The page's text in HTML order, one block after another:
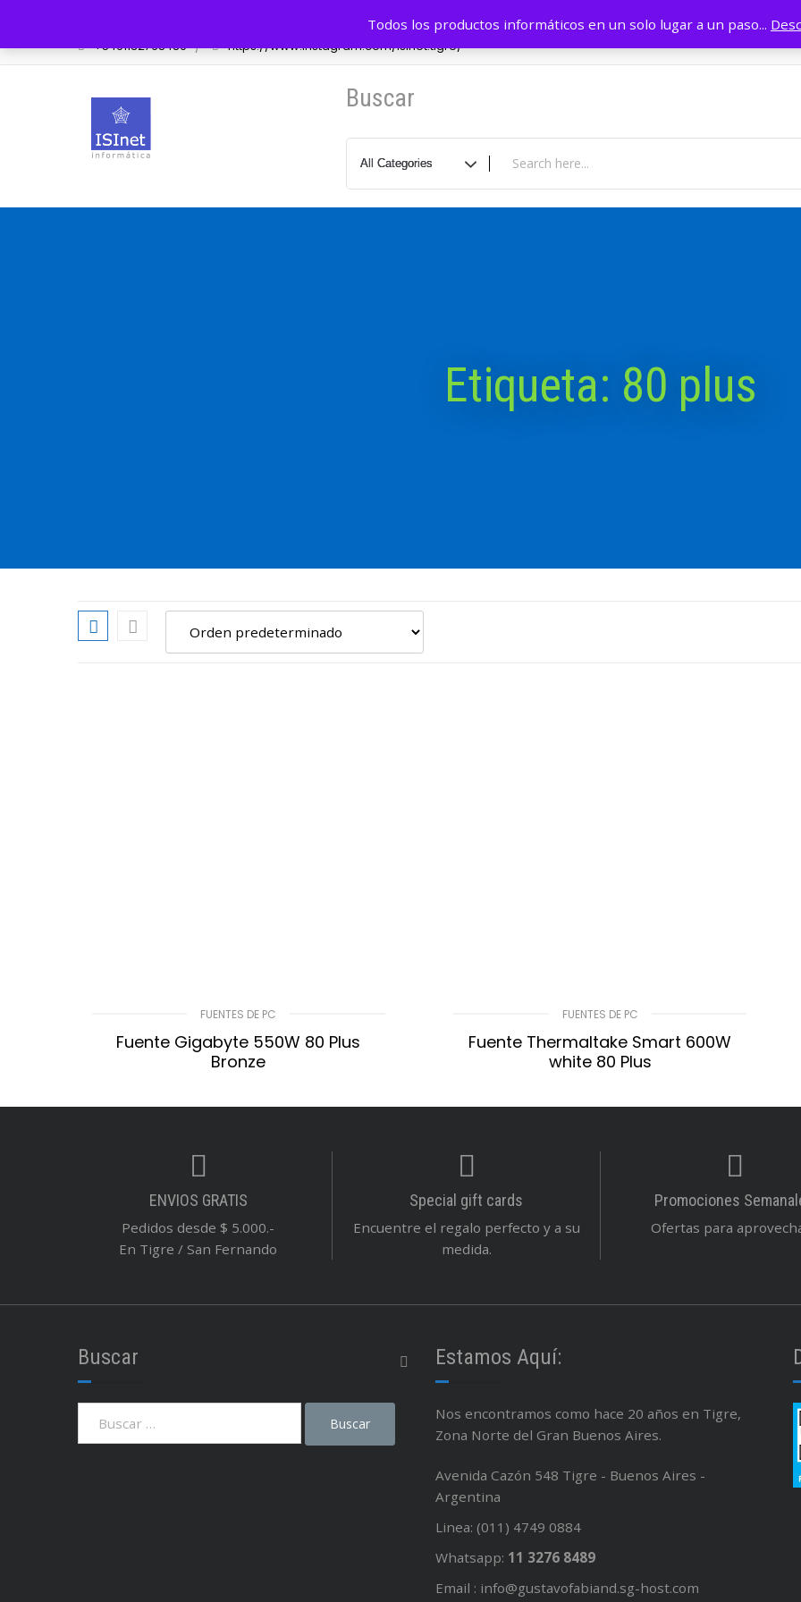
info@isinet.com.ar
11 4749 0884
+5491132768489
https://www.instagram.com/isinet.tigre/
Buscar
Etiqueta: 80 plus
FUENTES DE PC
Fuente Gigabyte 550W 80 Plus
Bronze
LEER MÁS
Compare Lista De Deseos
FUENTES DE PC
Fuente Thermaltake Smart 600W
white 80 Plus
LEER MÁS
ENVIOS GRATIS
Pedidos desde $ 5.000.-
En Tigre / San Fernando
Special gift cards
Encuentre el regalo perfecto y a su
medida.
Promociones
Ofertas para
Buscar Estamos Aquí:
Nos encontramos como hace 20 años en Tigre,
Zona Norte del Gran Buenos Aires.
Avenida Cazón 548 Tigre - Buenos Aires -
Argentina
Linea: (011) 4749 0884
Whatsapp: 11 3276 8489
Email : info@gustavofabiand.sg-host.com
Todos los productos informáticos en un solo lugar a un paso...